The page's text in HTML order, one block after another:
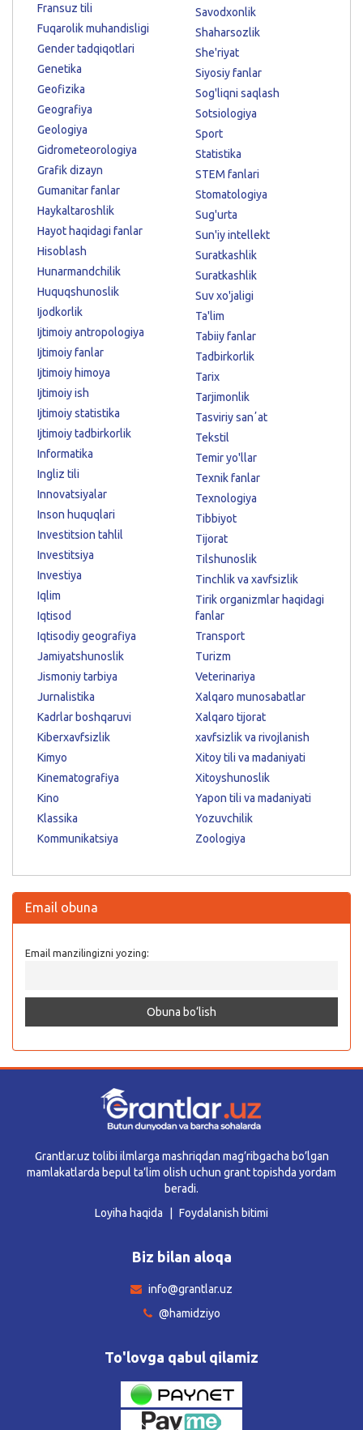
Fransuz tili
Fuqarolik muhandisligi
Gender tadqiqotlari
Genetika
Geofizika
Geografiya
Geologiya
Gidrometeorologiya
Grafik dizayn
Gumanitar fanlar
Haykaltaroshlik
Hayot haqidagi fanlar
Hisoblash
Hunarmandchilik
Huquqshunoslik
Ijodkorlik
Ijtimoiy antropologiya
Ijtimoiy fanlar
Ijtimoiy himoya
Ijtimoiy ish
Ijtimoiy statistika
Ijtimoiy tadbirkorlik
Informatika
Ingliz tili
Innovatsiyalar
Inson huquqlari
Investitsion tahlil
Investitsiya
Investiya
Iqlim
Iqtisod
Iqtisodiy geografiya
Jamiyatshunoslik
Jismoniy tarbiya
Jurnalistika
Kadrlar boshqaruvi
Kiberxavfsizlik
Kimyo
Kinematografiya
Kino
Klassika
Kommunikatsiya
Savodxonlik
Shaharsozlik
She'riyat
Siyosiy fanlar
Sog'liqni saqlash
Sotsiologiya
Sport
Statistika
STEM fanlari
Stomatologiya
Sug'urta
Sun'iy intellekt
Suratkashlik
Suratkashlik
Suv xo'jaligi
Ta'lim
Tabiiy fanlar
Tadbirkorlik
Tarix
Tarjimonlik
Tasviriy sanʼat
Tekstil
Temir yo'llar
Texnik fanlar
Texnologiya
Tibbiyot
Tijorat
Tilshunoslik
Tinchlik va xavfsizlik
Tirik organizmlar haqidagi
fanlar
Transport
Turizm
Veterinariya
Xalqaro munosabatlar
Xalqaro tijorat
xavfsizlik va rivojlanish
Xitoy tili va madaniyati
Xitoyshunoslik
Yapon tili va madaniyati
Yozuvchilik
Zoologiya
Email obuna
Email manzilingizni yozing:
Grantlar.uz tolibi ilmlarga mashriqdan mag’ribgacha bo’lgan
mamlakatlarda bepul ta’lim olish uchun grant topishda yordam
beradi.
Loyiha haqida
Foydalanish bitimi
Biz bilan aloqa
info@grantlar.uz
@hamidziyo
To'lovga qabul qilamiz